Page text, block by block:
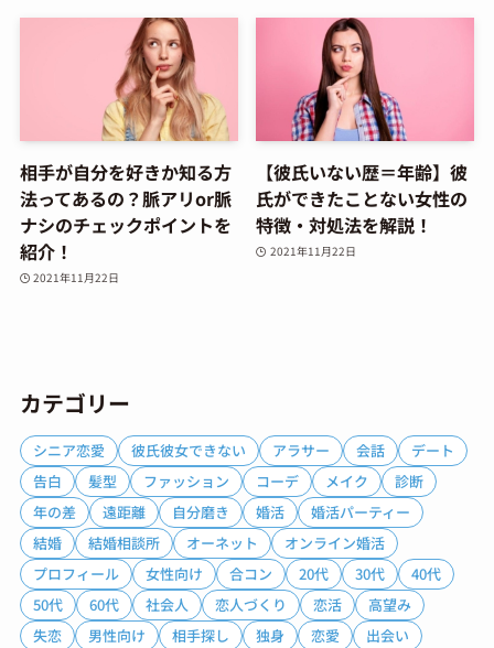
相手が自分を好きか知る方
法ってあるの？脈アリor脈
ナシのチェックポイントを
紹介！
2021年11月22日
【彼氏いない歴＝年齢】彼
氏ができたことない女性の
特徴・対処法を解説！
2021年11月22日
カテゴリー
シニア恋愛 彼氏彼女できない アラサー 会話
デート
告白
髪型 ファッション コーデ メイク
診断
年の差
遠距離 自分磨き 婚活
婚活パーティー
結婚
結婚相談所 オーネット
オンライン婚活
プロフィール
女性向け 合コン 20代 30代
40代
50代
60代 社会人 恋人づくり 恋活
高望み
失恋
男性向け 相手探し 独身 恋愛
出会い